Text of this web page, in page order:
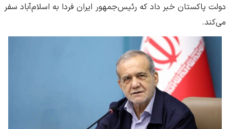
دولت پاکستان خبر داد که رئیس‌جمهور ایران فردا به اسلام‌آباد سفر
می‌کند.